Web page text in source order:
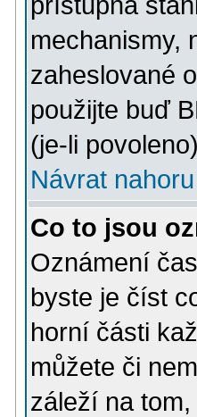
mechanismy,
zaheslované
použijte buď
(je-li
Návrat nahoru
Co to jsou
Oznámení
byste je číst
horní části
můžete či
záleží na